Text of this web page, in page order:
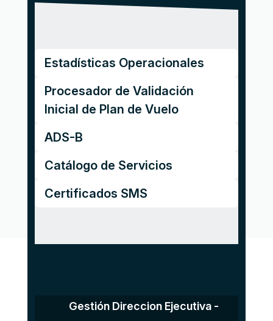
Estadí­sticas Operacionales
Procesador de Validación
Inicial de Plan de Vuelo
ADS-B
Catálogo de Servicios
Certificados SMS
Gestión Direccion Ejecutiva -